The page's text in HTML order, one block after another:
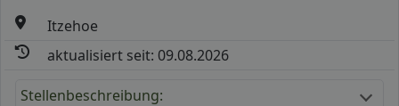
Itzehoe
aktualisiert seit: 09.08.2026
Stellenbeschreibung: